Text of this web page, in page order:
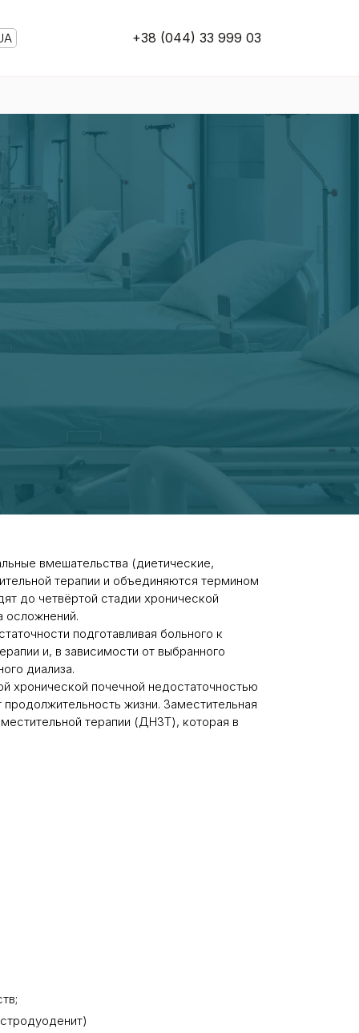
+38 (044) 33 999 03
вмешательства (диетические,
терапии и объединяются термином
до четвёртой стадии хронической
осложнений.
подготавливая больного к
и, в зависимости от выбранного
диализа.
хронической почечной недостаточностью
жизни. Заместительная
терапии (ДНЗТ), которая в